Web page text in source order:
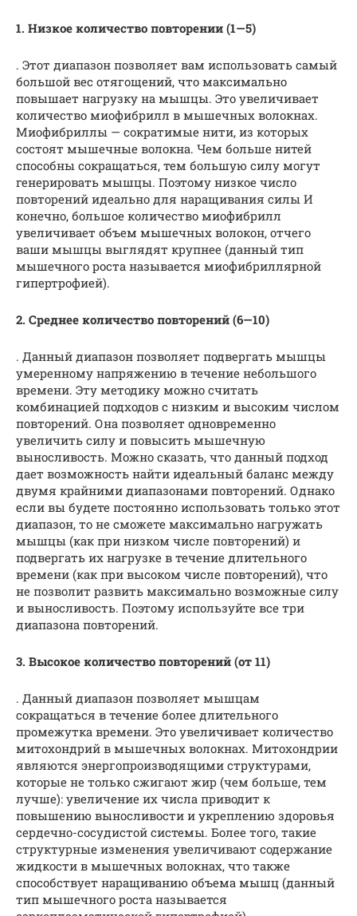
1. Низкое количество повторении (1—5)
. Этот диапазон позволяет вам использовать самый
большой вес отягощений, что максимально
повышает нагрузку на мышцы. Это увеличивает
количество миофибрилл в мышечных волокнах.
Миофибриллы — сократимые нити, из которых
состоят мышечные волокна. Чем больше нитей
способны сокращаться, тем большую силу могут
генерировать мышцы. Поэтому низкое число
повторений идеально для наращивания силы И
конечно, большое количество миофибрилл
увеличивает объем мышечных волокон, отчего
ваши мышцы выглядят крупнее (данный тип
мышечного роста называется миофибриллярной
гипертрофией).
2. Среднее количество повторений (6—10)
. Данный диапазон позволяет подвергать мышцы
умеренному напряжению в течение небольшого
времени. Эту методику можно считать
комбинацией подходов с низким и высоким числом
повторений. Она позволяет одновременно
увеличить силу и повысить мышечную
выносливость. Можно сказать, что данный подход
дает возможность найти идеальный баланс между
двумя крайними диапазонами повторений. Однако
если вы будете постоянно использовать только этот
диапазон, то не сможете максимально нагружать
мышцы (как при низком числе повторений) и
подвергать их нагрузке в течение длительного
времени (как при высоком числе повторений), что
не позволит развить максимально возможные силу
и выносливость. Поэтому используйте все три
диапазона повторений.
3. Высокое количество повторений (от 11)
. Данный диапазон позволяет мышцам
сокращаться в течение более длительного
промежутка времени. Это увеличивает количество
митохондрий в мышечных волокнах. Митохондрии
являются энергопроизводящими структурами,
которые не только сжигают жир (чем больше, тем
лучше): увеличение их числа приводит к
повышению выносливости и укреплению здоровья
сердечно-сосудистой системы. Более того, такие
структурные изменения увеличивают содержание
жидкости в мышечных волокнах, что также
способствует наращиванию объема мышц (данный
тип мышечного роста называется